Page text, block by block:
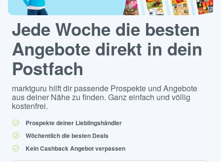
Jede Woche die besten
Angebote direkt in dein
Postfach
marktguru hilft dir passende Prospekte und Angebote
aus deiner Nähe zu finden. Ganz einfach und völlig
kostenfrei.
Prospekte deiner Lieblingshändler
Wöchentlich die besten Deals
Kein Cashback Angebot verpassen